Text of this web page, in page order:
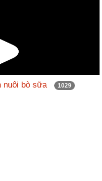
nuôi bò sữa 1029